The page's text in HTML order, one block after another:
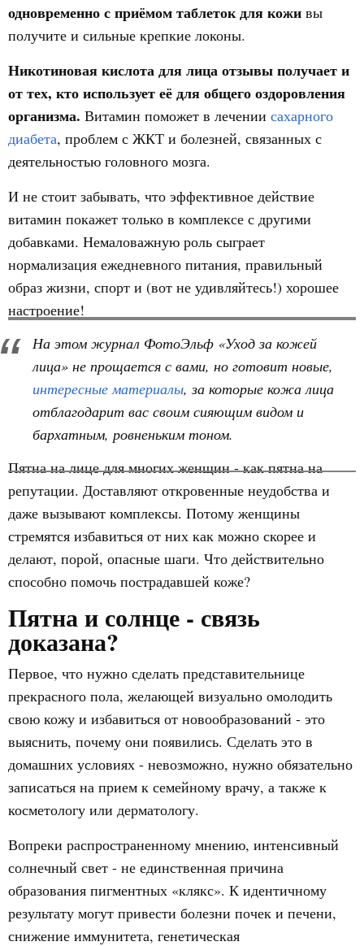
одновременно с приёмом таблеток для кожи вы
получите и сильные крепкие локоны.
Никотиновая кислота для лица отзывы получает и
от тех, кто использует её для общего оздоровления
организма. Витамин поможет в лечении сахарного
диабета, проблем с ЖКТ и болезней, связанных с
деятельностью головного мозга.
И не стоит забывать, что эффективное действие
витамин покажет только в комплексе с другими
добавками. Немаловажную роль сыграет
нормализация ежедневного питания, правильный
образ жизни, спорт и (вот не удивляйтесь!) хорошее
настроение!
На этом журнал ФотоЭльф «Уход за кожей
лица» не прощается с вами, но готовит новые,
интересные материалы, за которые кожа лица
отблагодарит вас своим сияющим видом и
бархатным, ровненьким тоном.
Пятна на лице для многих женщин - как пятна на
репутации. Доставляют откровенные неудобства и
даже вызывают комплексы. Потому женщины
стремятся избавиться от них как можно скорее и
делают, порой, опасные шаги. Что действительно
способно помочь пострадавшей коже?
Пятна и солнце - связь
доказана?
Первое, что нужно сделать представительнице
прекрасного пола, желающей визуально омолодить
свою кожу и избавиться от новообразований - это
выяснить, почему они появились. Сделать это в
домашних условиях - невозможно, нужно обязательно
записаться на прием к семейному врачу, а также к
косметологу или дерматологу.
Вопреки распространенному мнению, интенсивный
солнечный свет - не единственная причина
образования пигментных «клякс». К идентичному
результату могут привести болезни почек и печени,
снижение иммунитета, генетическая